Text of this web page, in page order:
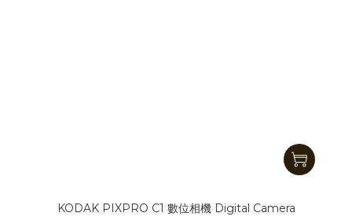
KODAK PIXPRO C1 數位相機 Digital Camera